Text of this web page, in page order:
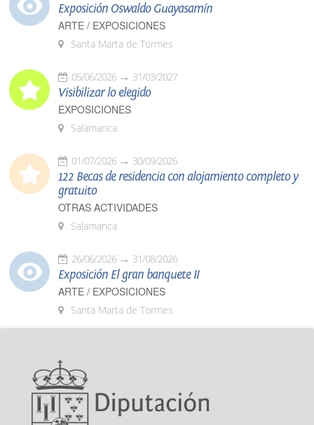
Exposición Oswaldo Guayasamín
ARTE / EXPOSICIONES
Santa Marta de Tormes
05/06/2026 31/03/2027
Visibilizar lo elegido
EXPOSICIONES
Salamanca
01/07/2026 30/09/2026
122 Becas de residencia con alojamiento completo y
gratuito
OTRAS ACTIVIDADES
Salamanca
26/06/2026 31/08/2026
Exposición El gran banquete II
ARTE / EXPOSICIONES
Santa Marta de Tormes